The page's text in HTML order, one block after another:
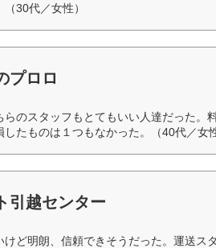
30代／女性）
プロロ
らのスタッフもとてもいい人達だった。
したものは１つもなかった。（40代／女性
引越センター
けど明朗、信頼できそうだった。運送ス